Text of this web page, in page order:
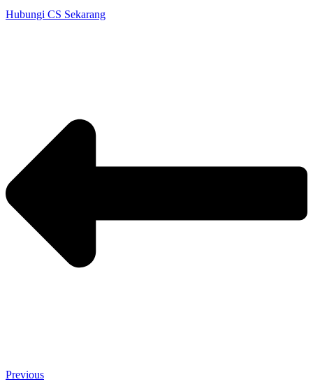
Hubungi CS Sekarang
Previous